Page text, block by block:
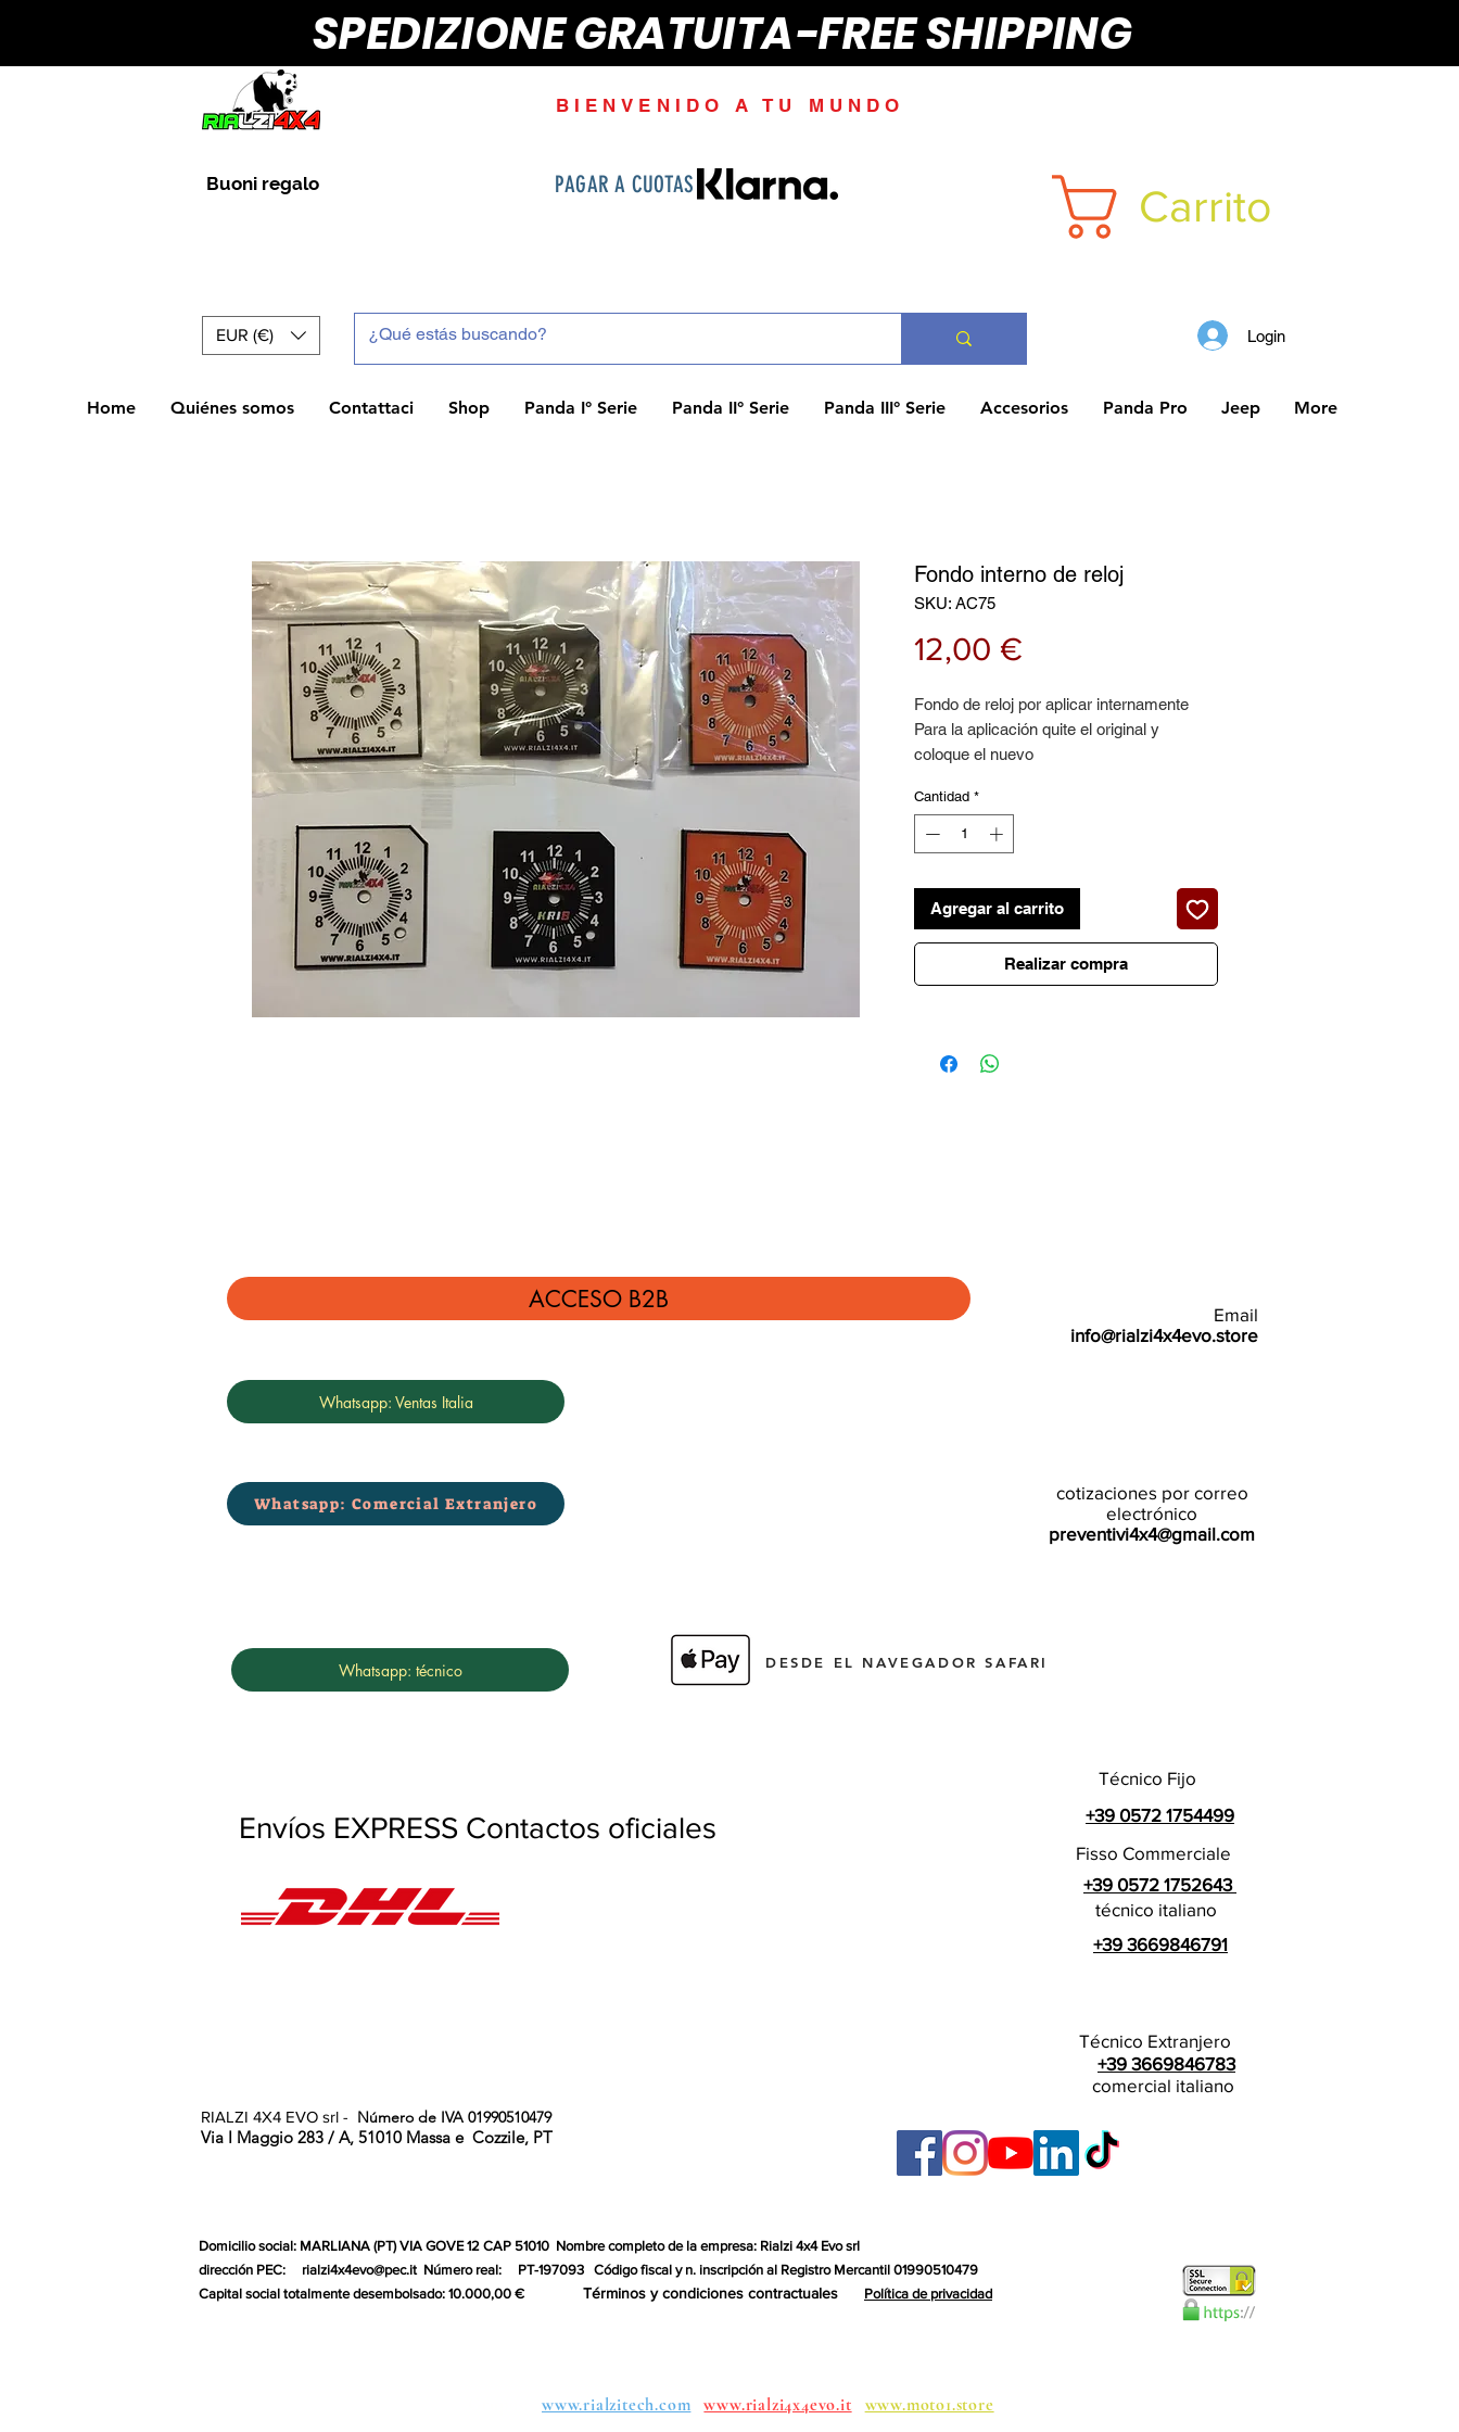
SPEDIZIONE GRATUITA-FREE SHIPPING
Buoni regalo
BIENVENIDO A TU MUNDO
PAGAR A CUOTAS Carrito
EUR (€) Login
Home Quiénes somos Contattaci Shop Panda I° Serie Panda II° Serie Panda III° Serie Accesorios Panda Pro Jeep More
Fondo interno de reloj
SKU: AC75
12,00 €
Fondo de reloj por aplicar internamente
Para la aplicación quite el original y
coloque el nuevo
Cantidad *
Agregar al carrito
Realizar compra
ACCESO B2B
Email
info@rialzi4x4evo.store
Whatsapp: Ventas Italia
Whatsapp: Comercial Extranjero
cotizaciones por correo
electrónico
preventivi4x4@gmail.com
Whatsapp: técnico DESDE EL NAVEGADOR SAFARI
Técnico Fijo
Envíos EXPRESS Contactos oficiales
+39 0572 1754499
Fisso Commerciale
+39 0572 1752643
técnico italiano
+39 3669846791
Técnico Extranjero
+39 3669846783
comercial italiano
RIALZI 4X4 EVO srl - Número de IVA 01990510479
Via I Maggio 283 / A, 51010 Massa e Cozzile, PT
Domicilio social: MARLIANA (PT) VIA GOVE 12 CAP 51010 Nombre completo de la empresa: Rialzi 4x4 Evo srl
dirección PEC:
rialzi4x4evo@pec.it Número real: PT-197093 Código fiscal y n. inscripción al Registro Mercantil 01990510479
Capital social totalmente desembolsado: 10.000,00 €
Términos y condiciones contractuales Política de privacidad
www.rialzitech.com www.rialzi4x4evo.it www.moto1.store